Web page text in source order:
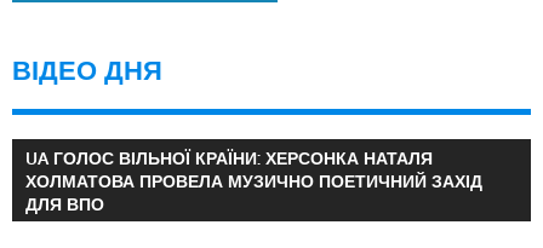
ВІДЕО ДНЯ
UA ГОЛОС ВІЛЬНОЇ КРАЇНИ: ХЕРСОНКА НАТАЛЯ
ХОЛМАТОВА ПРОВЕЛА МУЗИЧНО ПОЕТИЧНИЙ ЗАХІД
ДЛЯ ВПО